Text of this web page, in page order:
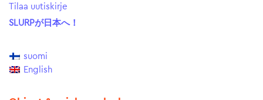
Tilaa uutiskirje
SLURPが日本へ！
suomi
English